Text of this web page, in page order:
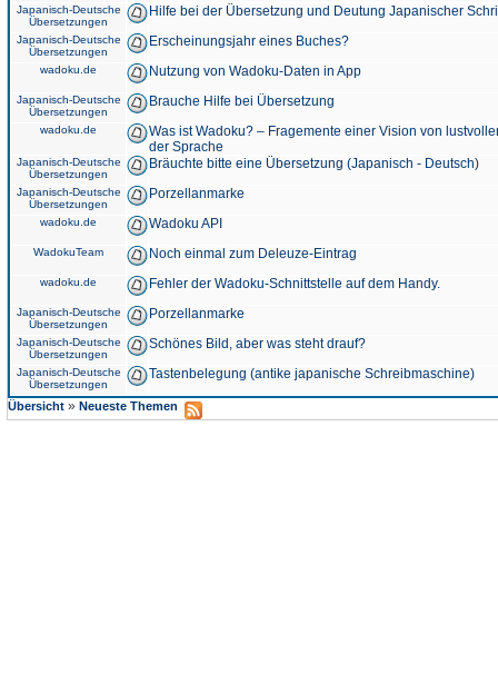
Japanisch-Deutsche
Übersetzungen
Hilfe bei der Übersetzung und Deutung Japanischer
Japanisch-Deutsche
Übersetzungen
Erscheinungsjahr eines Buches?
wadoku.de Nutzung von Wadoku-Daten in App
Japanisch-Deutsche
Übersetzungen
Brauche Hilfe bei Übersetzung
wadoku.de
Was ist Wadoku? – Fragemente einer Vision von
der Sprache
Japanisch-Deutsche
Übersetzungen
Bräuchte bitte eine Übersetzung (Japanisch - Deutsch)
Japanisch-Deutsche
Übersetzungen
Porzellanmarke
wadoku.de Wadoku API
WadokuTeam Noch einmal zum Deleuze-Eintrag
wadoku.de Fehler der Wadoku-Schnittstelle auf dem Handy.
Japanisch-Deutsche
Übersetzungen
Porzellanmarke
Japanisch-Deutsche
Übersetzungen
Schönes Bild, aber was steht drauf?
Japanisch-Deutsche
Übersetzungen
Tastenbelegung (antike japanische Schreibmaschine)
Übersicht » Neueste Themen